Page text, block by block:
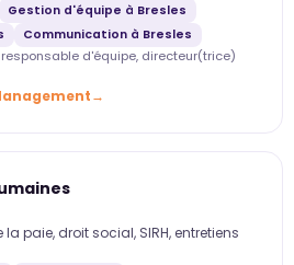
Gestion d'équipe à Bresles
Communication à Bresles
d'équipe, directeur(trice)
paie, droit social, SIRH, entretiens